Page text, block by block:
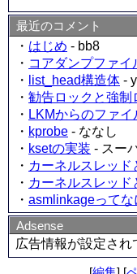
最近のコメント
・ はじめ - bb8
・ コアダンプファイ
・
list_head構造体 -
・ 勧告ロックと強制
・ LKMからのファイ
・ kprobe - ななし
・ ksetの実装 - スー
・ カーネルスレッド
・ カーネルスレッド
・ asmlinkageってな
Adsense
広告情報が設定され